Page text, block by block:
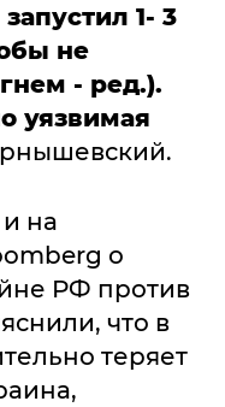
1- 3
не
- ред.).
уязвимая
на
о
РФ против
что в
теряет